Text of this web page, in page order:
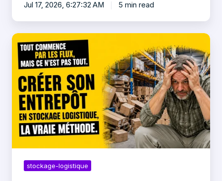
Jul 17, 2026, 6:27:32 AM 5 min read
Comment
créer
son
entrepôt
logistique
la
méthode
complète
pour
les
transporteurs
stockage-logistique